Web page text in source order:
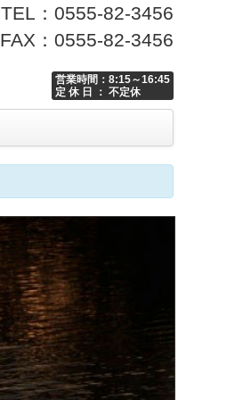
TEL：0555-82-3456
FAX：0555-82-3456
営業時間：8:15～16:45
定 休 日 ： 不定休